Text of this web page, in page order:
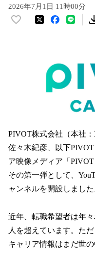
2026年7月1日 11時00分
い
で
す
PIVOT株式会社（本社
佐々木紀彦、以下
ア映像メディア「PIVOT
その第一弾として、
ャンネルを開設しました
近年、転職希望者は年
人を超えています。た
キャリア情報はまだ世